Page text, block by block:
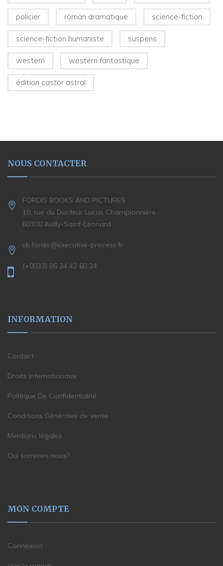
policier roman dramatique science-fiction
science-fiction humaniste suspens
western western fantastique
édition castor astral
NOUS CONTACTER
FORDIS BOOKS AND PICTURES
10, rue du Docteur Lucas Championnière
60300 Avilly-Saint-Léonard
sb.fordis@executive-process.fr
(+0033) 06 24 42 60 24
INFORMATION
Contact
Droits internationaux
Politique De Confidentialité
Conditions Générales de vente
Mentions légales
Qui sommes nous?
MON COMPTE
Connexion